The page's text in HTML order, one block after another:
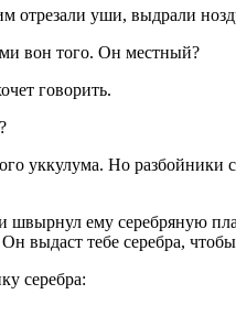
уши, выдрали
вон того. Он местный?
говорить.
Но разбойники
ему серебряную
выдаст тебе серебра,
серебра: